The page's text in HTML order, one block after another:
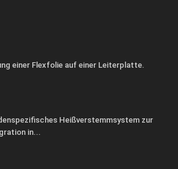
einer Flexfolie auf einer Leiterplatte.
Heißverstemmsystem zur
in...